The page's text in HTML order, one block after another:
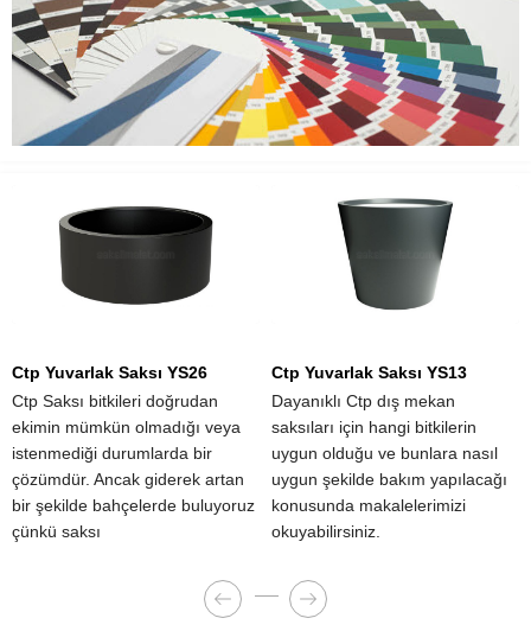
Ctp Yuvarlak Saksı YS26
Ctp Saksı bitkileri doğrudan
ekimin mümkün olmadığı veya
istenmediği durumlarda bir
çözümdür. Ancak giderek artan
bir şekilde bahçelerde buluyoruz
çünkü saksı
Ctp Yuvarlak Saksı YS13
Dayanıklı Ctp dış mekan
saksıları için hangi bitkilerin
uygun olduğu ve bunlara nasıl
uygun şekilde bakım yapılacağı
konusunda makalelerimizi
okuyabilirsiniz.